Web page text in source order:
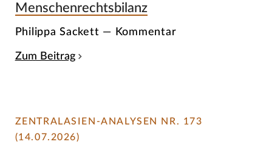
Menschenrechtsbilanz
Philippa Sackett — Kommentar
Zum Beitrag
ZENTRALASIEN-ANALYSEN NR. 173
(14.07.2026)